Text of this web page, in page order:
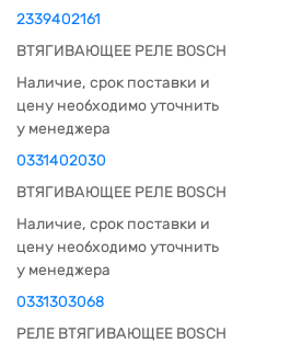
2339402161
ВТЯГИВАЮЩЕЕ РЕЛЕ BOSCH
Наличие, срок поставки и
цену необходимо уточнить
у менеджера
0331402030
ВТЯГИВАЮЩЕЕ РЕЛЕ BOSCH
Наличие, срок поставки и
цену необходимо уточнить
у менеджера
0331303068
РЕЛЕ ВТЯГИВАЮЩЕЕ BOSCH